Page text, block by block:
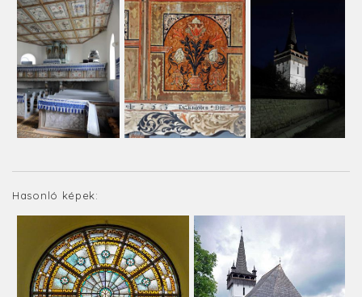
Hasonló képek: